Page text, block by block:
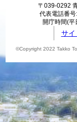
〒039-0292
代表電話番
開庁時間(
サイ
©Copyright 2022 Takko